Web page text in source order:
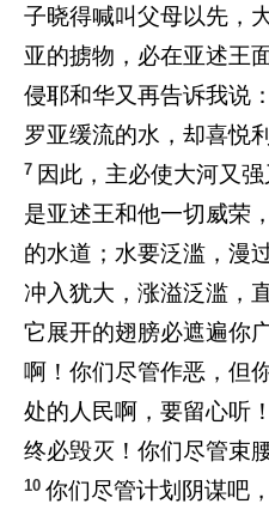
子晓得喊叫父母以先，
亚的掳物，必在亚述王
侵耶和华又再告诉我说：
罗亚缓流的水，却喜悦
7 因此，主必使大河又
是亚述王和他一切威荣
的水道；水要泛滥，漫
冲入犹大，涨溢泛滥，
它展开的翅膀必遮遍你
啊！你们尽管作恶，但
处的人民啊，要留心听
终必毁灭！你们尽管束
10 你们尽管计划阴谋吧